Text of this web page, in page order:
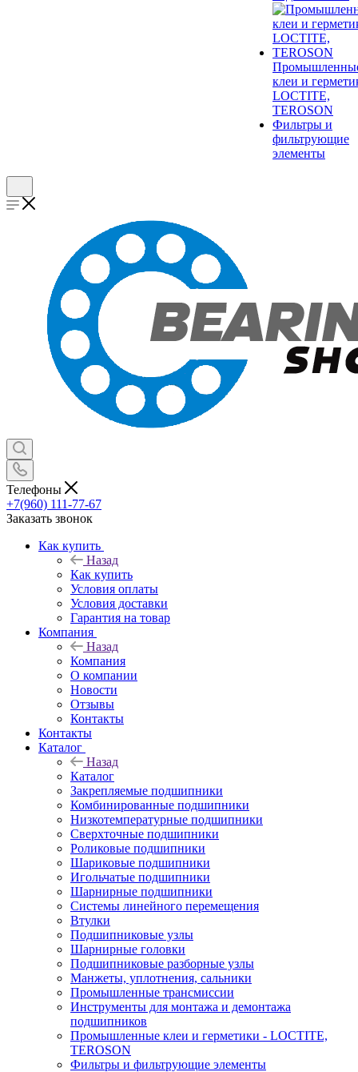
клеи и
LOCTITE,
TEROSON
Фильтры и
фильтрующие
элементы
Телефоны
+7(960) 111-77-67
Заказать звонок
Как купить
Назад
Как купить
Условия оплаты
Условия доставки
Гарантия на товар
Компания
Назад
Компания
О компании
Новости
Отзывы
Контакты
Контакты
Каталог
Назад
Каталог
Закрепляемые подшипники
Комбинированные подшипники
Низкотемпературные подшипники
Сверхточные подшипники
Роликовые подшипники
Шариковые подшипники
Игольчатые подшипники
Шарнирные подшипники
Системы линейного перемещения
Втулки
Подшипниковые узлы
Шарнирные головки
Подшипниковые разборные узлы
Манжеты, уплотнения, сальники
Промышленные трансмиссии
Инструменты для монтажа и демонтажа
подшипников
Промышленные клеи и герметики - LOCTITE,
TEROSON
Фильтры и фильтрующие элементы